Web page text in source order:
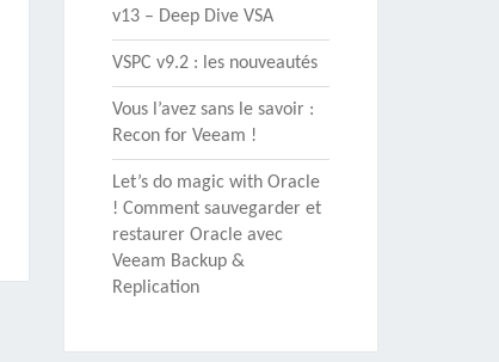
v13 – Deep Dive VSA
VSPC v9.2 : les nouveautés
Vous l’avez sans le savoir :
Recon for Veeam !
Let’s do magic with Oracle
! Comment sauvegarder et
restaurer Oracle avec
Veeam Backup &
Replication